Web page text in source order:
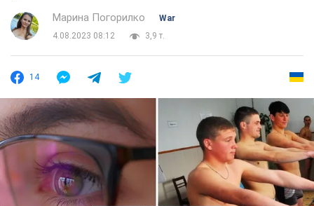
Марина Погорилко
War
4.08.2023 08:12
3,9 т.
14